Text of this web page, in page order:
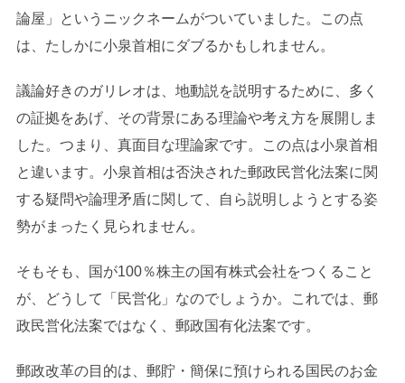
論屋」というニックネームがついていました。この点
は、たしかに小泉首相にダブるかもしれません。
議論好きのガリレオは、地動説を説明するために、多く
の証拠をあげ、その背景にある理論や考え方を展開しま
した。つまり、真面目な理論家です。この点は小泉首相
と違います。小泉首相は否決された郵政民営化法案に関
する疑問や論理矛盾に関して、自ら説明しようとする姿
勢がまったく見られません。
そもそも、国が100％株主の国有株式会社をつくること
が、どうして「民営化」なのでしょうか。これでは、郵
政民営化法案ではなく、郵政国有化法案です。
郵政改革の目的は、郵貯・簡保に預けられる国民のお金